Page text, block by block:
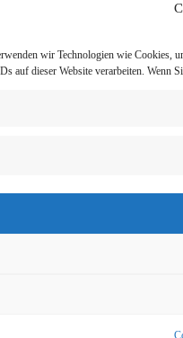
wir Technologien wie Cookies,
auf dieser Website verarbeiten.